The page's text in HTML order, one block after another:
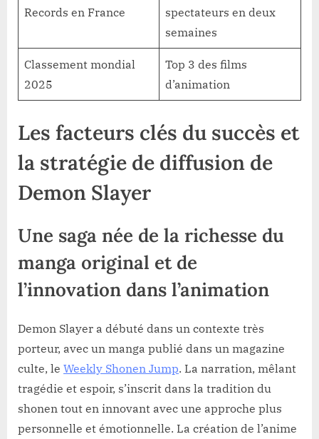
Records en France
spectateurs en deux
semaines
Classement mondial
2025
Top 3 des films
d’animation
Les facteurs clés du succès et
la stratégie de diffusion de
Demon Slayer
Une saga née de la richesse du
manga original et de
l’innovation dans l’animation
Demon Slayer a débuté dans un contexte très
porteur, avec un manga publié dans un magazine
culte, le Weekly Shonen Jump. La narration, mêlant
tragédie et espoir, s’inscrit dans la tradition du
shonen tout en innovant avec une approche plus
personnelle et émotionnelle. La création de l’anime